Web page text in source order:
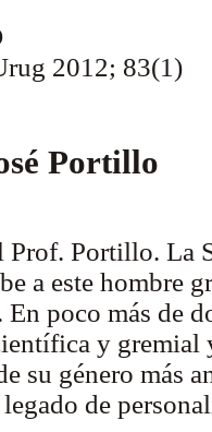
2012; 83(1)
Portillo
Prof. Portillo. La
a este hombre
poco más de
y gremial
su género más
legado de